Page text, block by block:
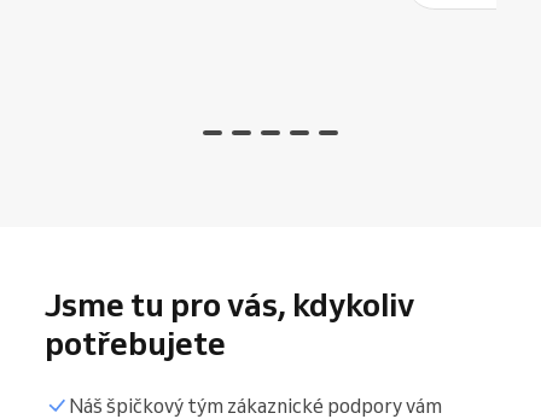
Jsme tu pro vás, kdykoliv
potřebujete
Náš špičkový tým zákaznické podpory vám